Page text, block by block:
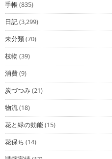
手帳(835)
日記(3,299)
未分類(70)
枝物 (39)
消費(9)
炭づつみ(21)
物流(18)
花と緑の効能(15)
花保ち (14)